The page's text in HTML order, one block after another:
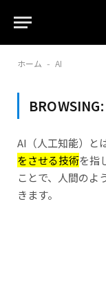
ホーム - AI
BROWSING:
AI（人工知能）とは
をさせる技術を指
ことで、人間のよ
きます。